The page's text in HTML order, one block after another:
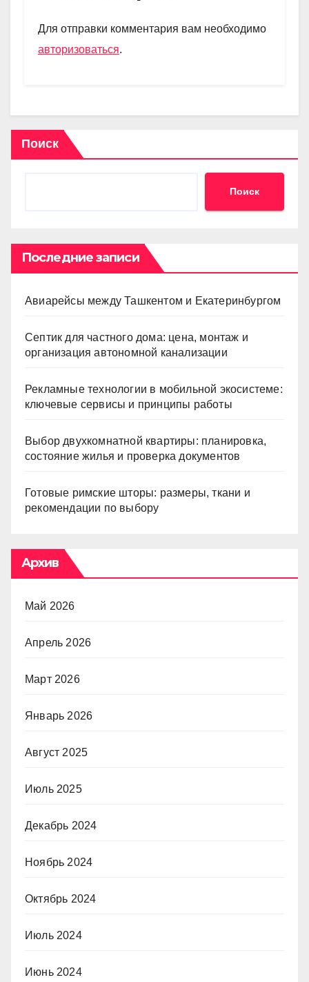
m p
p
a
и
Для отправки комментария вам необходимо
авторизоваться.
Поиск
Поиск
Последние записи
Авиарейсы между Ташкентом и Екатеринбургом
Септик для частного дома: цена, монтаж и
организация автономной канализации
Рекламные технологии в мобильной экосистеме:
ключевые сервисы и принципы работы
Выбор двухкомнатной квартиры: планировка,
состояние жилья и проверка документов
Готовые римские шторы: размеры, ткани и
рекомендации по выбору
Архив
Май 2026
Апрель 2026
Март 2026
Январь 2026
Август 2025
Июль 2025
Декабрь 2024
Ноябрь 2024
Октябрь 2024
Июль 2024
Июнь 2024